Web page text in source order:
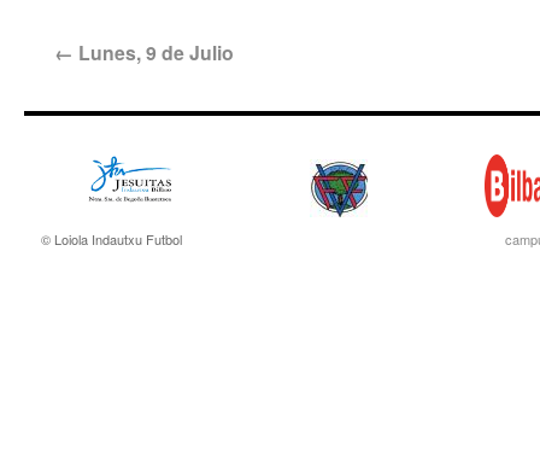
← Lunes, 9 de Julio
© Loiola Indautxu Futbol